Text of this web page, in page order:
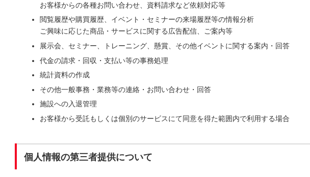
お客様からの各種お問い合わせ、資料請求など依頼対応等
閲覧履歴や購買履歴、イベント・セミナーの来場履歴等の情報分析
ご興味に応じた商品・サービスに関する広告配信、ご案内等
展示会、セミナー、トレーニング、懸賞、その他イベントに関する案内・回答
代金の請求・回収・支払い等の事務処理
統計資料の作成
その他一般事務・業務等の連絡・お問い合わせ・回答
施設への入退管理
お客様から受託もしくは個別のサービスにて同意を得た範囲内で利用する場合
個人情報の第三者提供について